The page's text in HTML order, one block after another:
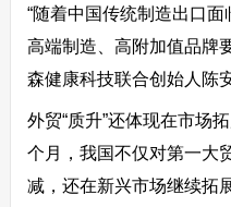
“随着中国传统制造出口
高端制造、高附加值品牌
森健康科技联合创始人陈
外贸“质升”还体现在市场
个月，我国不仅对第一大
减，还在新兴市场继续拓